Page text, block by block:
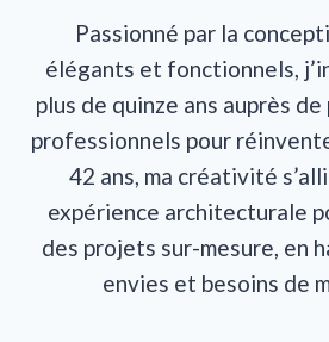
Passionné par la
élégants et fonctionnels,
plus de quinze ans auprès
professionnels pour
42 ans, ma créativité
expérience architecturale
des projets sur-mesure, en
envies et besoins de